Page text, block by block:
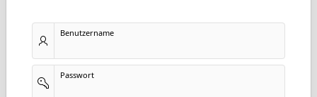
Benutzername
Passwort